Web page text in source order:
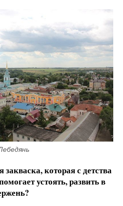
закваска, которая с детства
устоять, развить в